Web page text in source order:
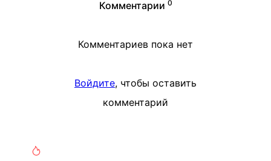
Комментарии 0
Комментариев пока нет
Войдите, чтобы оставить
комментарий